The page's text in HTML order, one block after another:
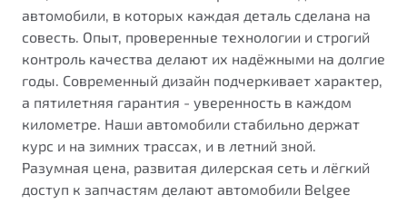
Универсальный кроссовер
от 2 499 990 ₽*
Обзор В наличии
Запись на сервис
Калькулятор ТО
Клиентская поддержка
автомобили, в которых каждая деталь сделана на
совесть. Опыт, проверенные технологии и строгий
контроль качества делают их надёжными на долгие
годы. Современный дизайн подчеркивает характер,
а пятилетняя гарантия - уверенность в каждом
километре. Наши автомобили стабильно держат
курс и на зимних трассах, и в летний зной.
Разумная цена, развитая дилерская сеть и лёгкий
доступ к запчастям делают автомобили Belgee